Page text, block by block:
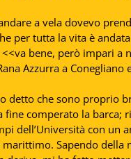
a vela dovevo
per tutta la vita è
bene, però impari a
Azzurra a
detto che sono proprio
fine comperato la barca;
dell’Università con un
marittimo. Sapendo della